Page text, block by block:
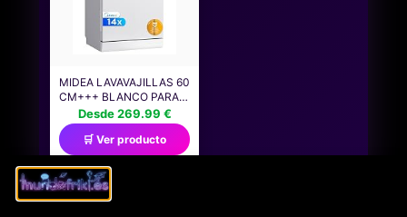
MIDEA LAVAVAJILLAS 60
CM+++ BLANCO PARA
14 SERVICIOS -
LAVAPLATOS LIBRE
INSTALACIÓN -
COMPACTO CON 10
PROGRAMAS DE
LAVADO INTEGRABLE -
FILTRO ANTIBACTERIAS
Desde 269.99 €
🛒 Ver producto